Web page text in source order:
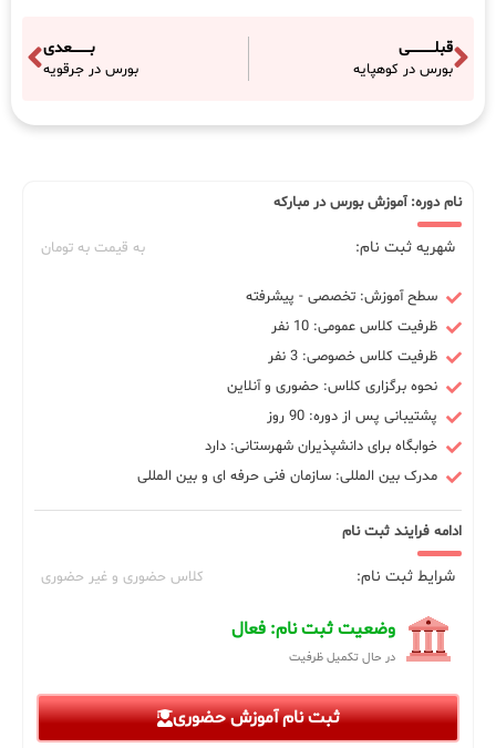
قبلـــــــــــی
بورس در کوهپایه
بــــــــعدی
بورس در جرقویه
نام دوره: آموزش بورس در مبارکه
شهریه ثبت نام: به قیمت به تومان
سطح آموزش: تخصصی - پیشرفته
ظرفیت کلاس عمومی: 10 نفر
ظرفیت کلاس خصوصی: 3 نفر
نحوه برگزاری کلاس: حضوری و آنلاین
پشتیبانی پس از دوره: 90 روز
خوابگاه برای دانشپذیران شهرستانی: دارد
مدرک بین المللی: سازمان فنی حرفه ای و بین المللی
ادامه فرایند ثبت نام
شرایط ثبت نام: کلاس حضوری و غیر حضوری
وضعیت ثبت نام: فعال
در حال تکمیل ظرفیت
ثبت نام آموزش حضوری